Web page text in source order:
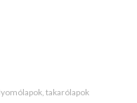
nyomólapok, takarólapok